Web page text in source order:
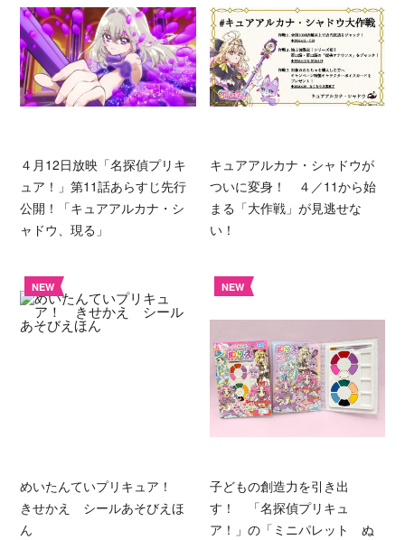
４月12日放映「名探偵プリキ
ュア！」第11話あらすじ先行
公開！「キュアアルカナ・シ
ャドウ、現る」
キュアアルカナ・シャドウが
ついに変身！ ４／11から始
まる「大作戦」が見逃せな
い！
NEW
めいたんていプリキュア！
きせかえ シールあそびえほ
ん
NEW
子どもの創造力を引き出
す！ 「名探偵プリキュ
ア！」の「ミニパレット ぬ